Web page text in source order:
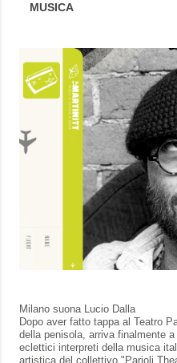
MUSICA
Milano suona Lucio Dalla
Dopo aver fatto tappa al Teatro
della penisola, arriva finalmente
eclettici interpreti della musica
artistica del collettivo "Parioli